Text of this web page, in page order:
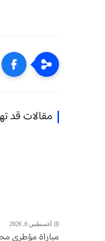
مقالات قد
أغسطس 6, 2026
مباراة مؤطري